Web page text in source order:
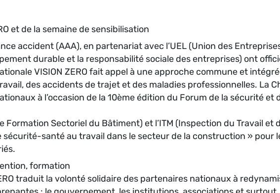
et de la semaine de sensibilisation
accident (AAA), en partenariat avec l’UEL (Union des
durable et la responsabilité sociale des entreprises) ont
VISION ZERO fait appel à une approche commune et
des accidents de trajet et des maladies professionnelles. La
à l’occasion de la 10ème édition du Forum de la sécurité et
Formation Sectoriel du Bâtiment) et l’ITM (Inspection du Travail et
sécurité-santé au travail dans le secteur de la construction » pour
formation
traduit la volonté solidaire des partenaires nationaux à